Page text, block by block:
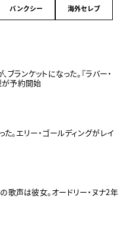
バンクシー
海外セレブ
ブランケットになった。『ラバー・
が予約開始
。エリー・ゴールディングがレイ
の歌声は彼女。オードリー・ヌナ2年